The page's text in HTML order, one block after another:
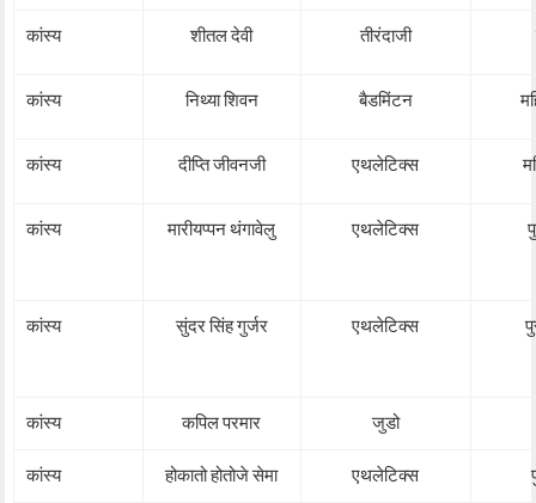
कांस्य शीतल देवी तीरंदाजी
कांस्य निथ्या शिवन बैडमिंटन
कांस्य दीप्ति जीवनजी एथलेटिक्स
कांस्य मारीयप्पन थंगावेलु एथलेटिक्स
कांस्य सुंदर सिंह गुर्जर एथलेटिक्स
कांस्य कपिल परमार जुडो
कांस्य होकातो होतोजे सेमा एथलेटिक्स